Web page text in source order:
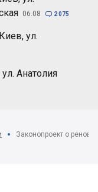
06.08  2 075
ул.
Анатолия